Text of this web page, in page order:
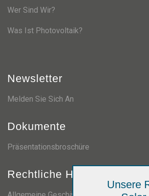
Wer Sind Wir?
Was Ist Photovoltaik?
Newsletter
Melden Sie Sich An
Dokumente
Präsentationsbroschüre
Rechtliche Hinweise
Unsere